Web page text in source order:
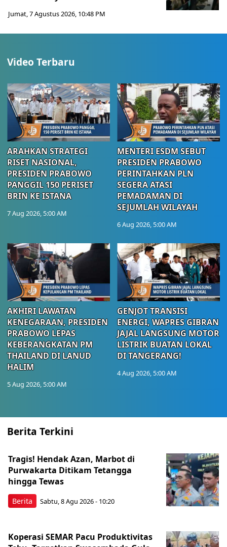
Jumat, 7 Agustus 2026, 10:48 PM
Video Terbaru
ARAHKAN STRATEGI
RISET NASIONAL,
PRESIDEN PRABOWO
PANGGIL 150 PERISET
BRIN KE ISTANA
7 Aug 2026, 5:00 AM
MENTERI ESDM SEBUT
PRESIDEN PRABOWO
PERINTAHKAN PLN
SEGERA ATASI
PEMADAMAN DI
SEJUMLAH WILAYAH
6 Aug 2026, 5:00 AM
AKHIRI LAWATAN
KENEGARAAN, PRESIDEN
PRABOWO LEPAS
KEBERANGKATAN PM
THAILAND DI LANUD
HALIM
5 Aug 2026, 5:00 AM
GENJOT TRANSISI
ENERGI, WAPRES GIBRAN
JAJAL LANGSUNG MOTOR
LISTRIK BUATAN LOKAL
DI TANGERANG!
4 Aug 2026, 5:00 AM
Berita Terkini
Berita
Tragis! Hendak Azan, Marbot di
Purwakarta Ditikam Tetangga
hingga Tewas
Sabtu, 8 Agu 2026 - 10:20
Koperasi SEMAR Pacu Produktivitas